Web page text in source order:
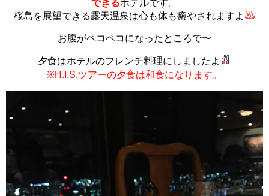
できるホテルです。
桜島を展望できる露天温泉は心も体も癒やされますよ
お腹がペコペコになったところで〜
夕食はホテルのフレンチ料理にしましたよ
※H.I.S.ツアーの夕食は和食になります。